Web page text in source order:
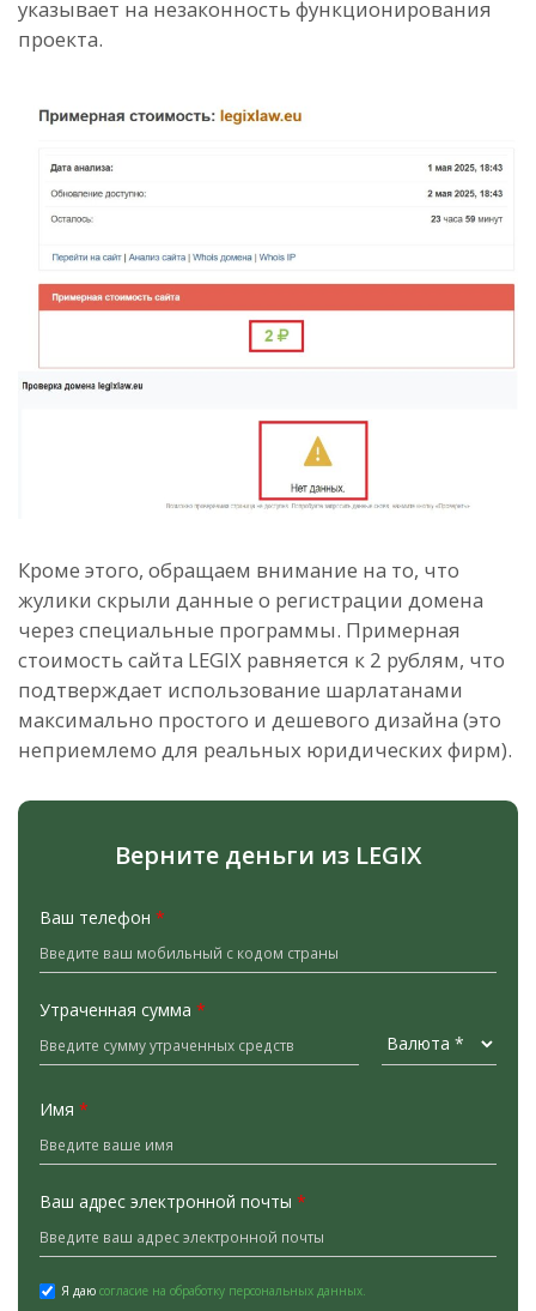
указывает на незаконность функционирования
проекта.
Кроме этого, обращаем внимание на то, что
жулики скрыли данные о регистрации домена
через специальные программы. Примерная
стоимость сайта LEGIX равняется к 2 рублям, что
подтверждает использование шарлатанами
максимально простого и дешевого дизайна (это
неприемлемо для реальных юридических фирм).
Верните деньги из LEGIX
Ваш телефон *
Утраченная сумма *
Имя *
Ваш адрес электронной почты *
Я даю согласие на обработку персональных данных.